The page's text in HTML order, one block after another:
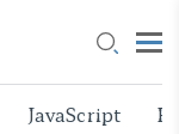
JavaScript